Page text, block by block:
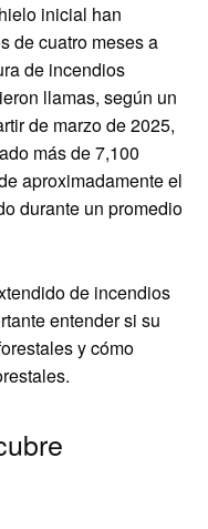
inicial han
de cuatro meses a
de incendios
llamas, según un
de marzo de 2025,
más de 7,100
aproximadamente el
durante un promedio
de incendios
entender si su
y cómo